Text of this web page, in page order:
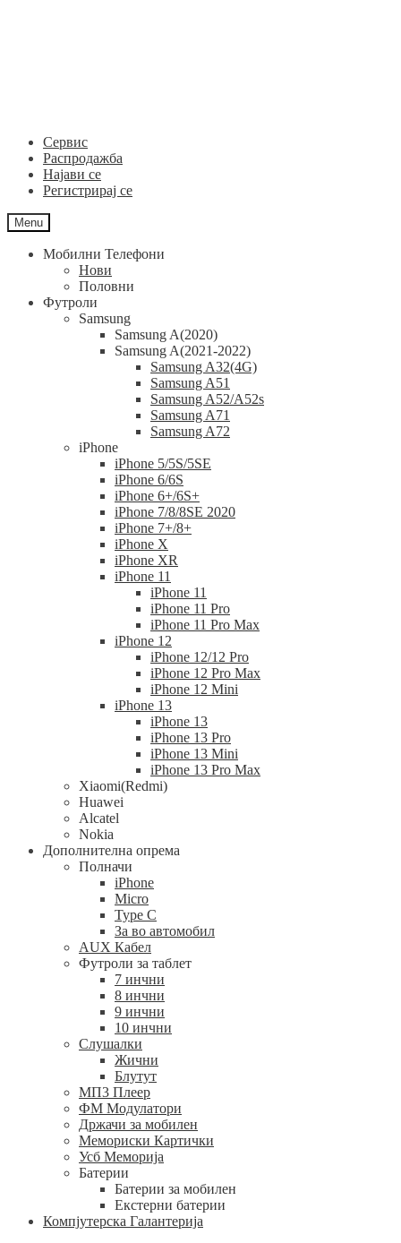
Сервис
Распродажба
Најави се
Регистрирај се
Menu
Мобилни Телефони
Нови
Половни
Футроли
Samsung
Samsung A(2020)
Samsung A(2021-2022)
Samsung A32(4G)
Samsung A51
Samsung A52/A52s
Samsung A71
Samsung A72
iPhone
iPhone 5/5S/5SE
iPhone 6/6S
iPhone 6+/6S+
iPhone 7/8/8SE 2020
iPhone 7+/8+
iPhone X
iPhone XR
iPhone 11
iPhone 11
iPhone 11 Pro
iPhone 11 Pro Max
iPhone 12
iPhone 12/12 Pro
iPhone 12 Pro Max
iPhone 12 Mini
iPhone 13
iPhone 13
iPhone 13 Pro
iPhone 13 Mini
iPhone 13 Pro Max
Xiaomi(Redmi)
Huawei
Alcatel
Nokia
Дополнителна опрема
Полначи
iPhone
Micro
Type C
За во автомобил
AUX Кабел
Футроли за таблет
7 инчни
8 инчни
9 инчни
10 инчни
Слушалки
Жични
Блутут
МП3 Плеер
ФМ Модулатори
Држачи за мобилен
Мемориски Картички
Усб Меморија
Батерии
Батерии за мобилен
Екстерни батерии
Компјутерска Галантерија